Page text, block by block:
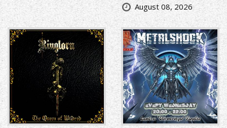
August 08, 2026